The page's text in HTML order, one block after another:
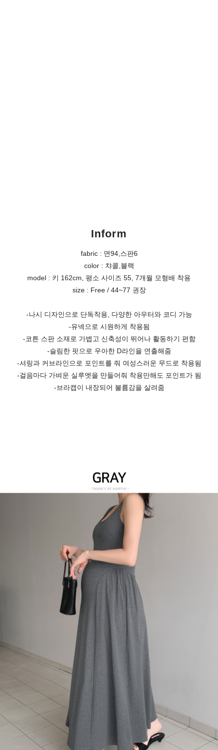
Inform
fabric : 면94,스판6
color : 챠콜,블랙
model : 키 162cm, 평소 사이즈 55, 7개월 모형배 착용
size : Free / 44~77 권장
-나시 디자인으로 단독착용, 다양한 아우터와 코디 가능
-유넥으로 시원하게 착용됨
-코튼 스판 소재로 가볍고 신축성이 뛰어나 활동하기 편함
-슬림한 핏으로 우아한 D라인을 연출해줌
-셔링과 커브라인으로 포인트를 줘 여성스러운 무드로 착용됨
-걸음마다 가벼운 실루엣을 만들어줘 착용만해도 포인트가 됨
-브라캡이 내장되어 볼륨감을 살려줌